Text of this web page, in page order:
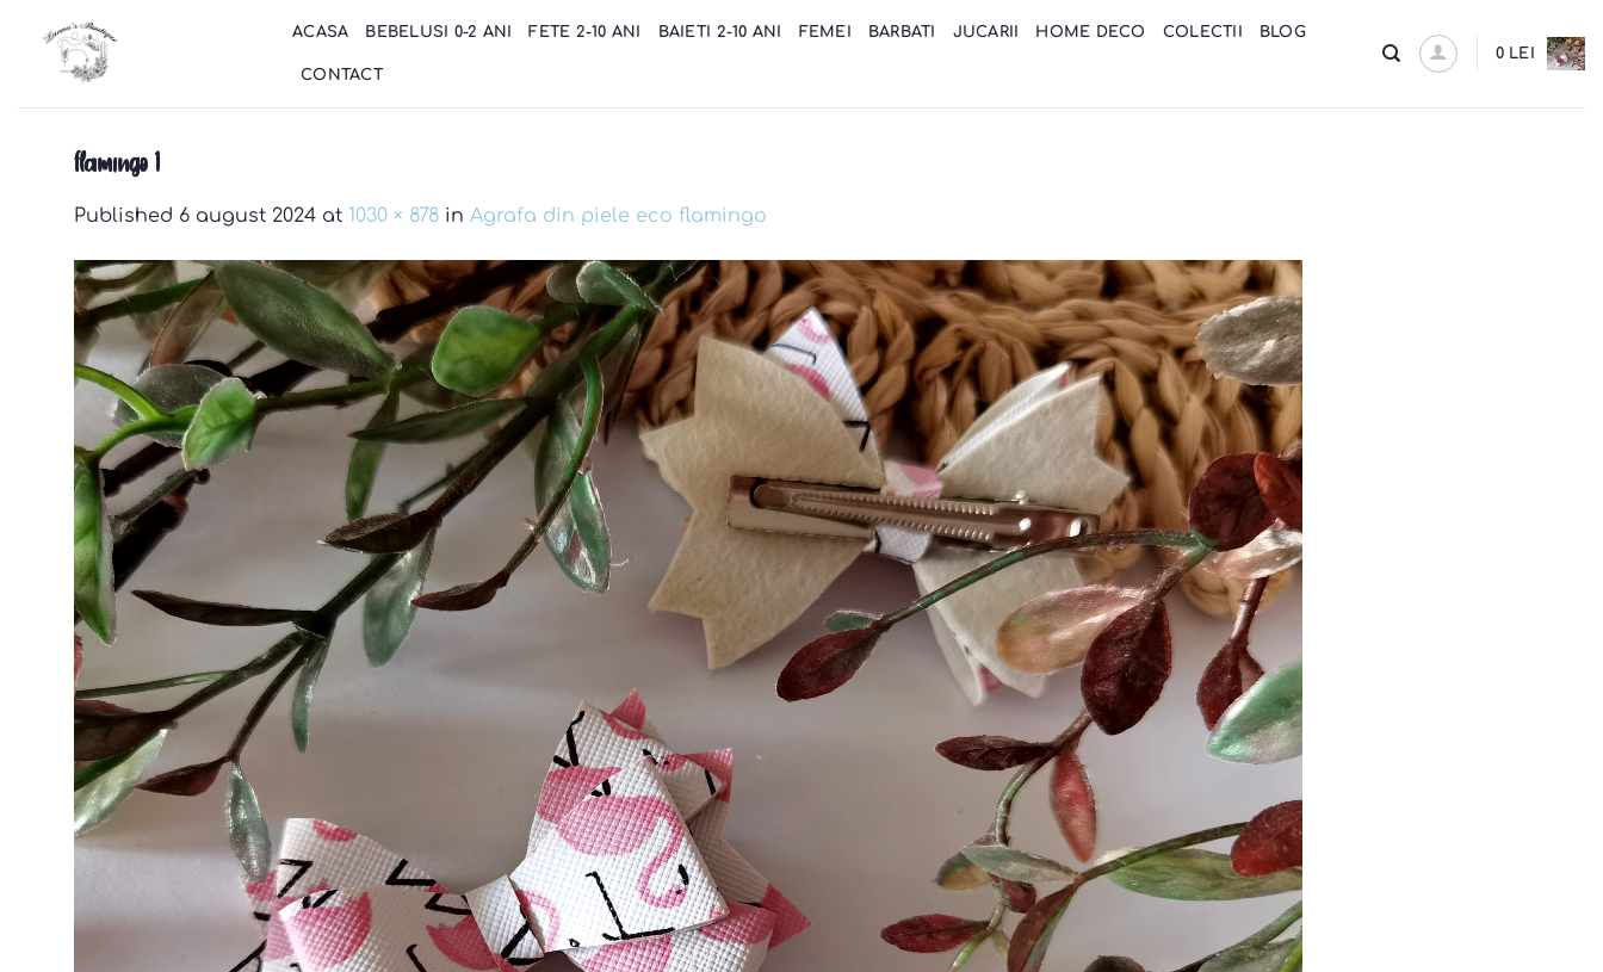
content
ACASA BEBELUSI 0-2 ANI FETE 2-10 ANI BAIETI 2-10 ANI FEMEI BARBATI JUCARII HOME DECO COLECTII BLOG
CONTACT
0 LEI
flamingo 1
Published 6 august 2024 at 1030 × 878 in Agrafa din piele eco flamingo